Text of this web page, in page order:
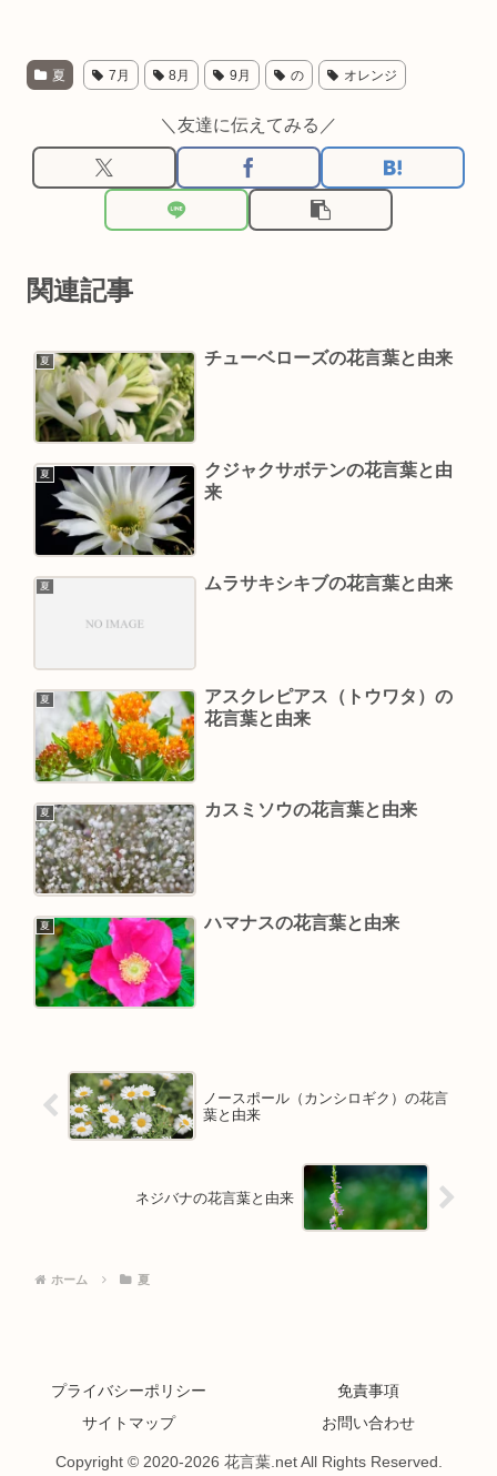
夏 7月 8月 9月 の オレンジ
＼友達に伝えてみる／
関連記事
夏 チューベローズの花言葉と由来
夏
クジャクサボテンの花言葉と由
来
夏 ムラサキシキブの花言葉と由来
夏
アスクレピアス（トウワタ）の
花言葉と由来
夏 カスミソウの花言葉と由来
夏 ハマナスの花言葉と由来
ノースポール（カンシロギク）の花言
葉と由来
ネジバナの花言葉と由来
ホーム 夏
プライバシーポリシー
免責事項
サイトマップ
お問い合わせ
Copyright © 2020-2026 花言葉.net All Rights Reserved.